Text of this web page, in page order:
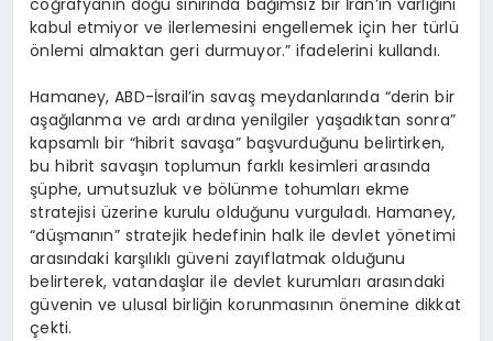
coğrafyanın doğu sınırında bağımsız bir İran’ın varlığını
kabul etmiyor ve ilerlemesini engellemek için her türlü
önlemi almaktan geri durmuyor.” ifadelerini kullandı.
Hamaney, ABD-İsrail’in savaş meydanlarında “derin bir
aşağılanma ve ardı ardına yenilgiler yaşadıktan sonra”
kapsamlı bir “hibrit savaşa” başvurduğunu belirtirken,
bu hibrit savaşın toplumun farklı kesimleri arasında
şüphe, umutsuzluk ve bölünme tohumları ekme
stratejisi üzerine kurulu olduğunu vurguladı. Hamaney,
“düşmanın” stratejik hedefinin halk ile devlet yönetimi
arasındaki karşılıklı güveni zayıflatmak olduğunu
belirterek, vatandaşlar ile devlet kurumları arasındaki
güvenin ve ulusal birliğin korunmasının önemine dikkat
çekti.